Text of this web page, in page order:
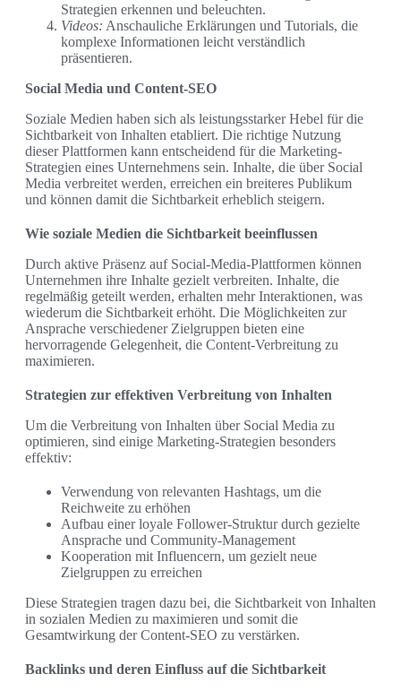
Strategien erkennen und beleuchten.
Videos: Anschauliche Erklärungen und Tutorials, die
komplexe Informationen leicht verständlich
präsentieren.
Social Media und Content-SEO
Soziale Medien haben sich als leistungsstarker Hebel für die
Sichtbarkeit von Inhalten etabliert. Die richtige Nutzung
dieser Plattformen kann entscheidend für die Marketing-
Strategien eines Unternehmens sein. Inhalte, die über Social
Media verbreitet werden, erreichen ein breiteres Publikum
und können damit die Sichtbarkeit erheblich steigern.
Wie soziale Medien die Sichtbarkeit beeinflussen
Durch aktive Präsenz auf Social-Media-Plattformen können
Unternehmen ihre Inhalte gezielt verbreiten. Inhalte, die
regelmäßig geteilt werden, erhalten mehr Interaktionen, was
wiederum die Sichtbarkeit erhöht. Die Möglichkeiten zur
Ansprache verschiedener Zielgruppen bieten eine
hervorragende Gelegenheit, die Content-Verbreitung zu
maximieren.
Strategien zur effektiven Verbreitung von Inhalten
Um die Verbreitung von Inhalten über Social Media zu
optimieren, sind einige Marketing-Strategien besonders
effektiv:
Verwendung von relevanten Hashtags, um die
Reichweite zu erhöhen
Aufbau einer loyale Follower-Struktur durch gezielte
Ansprache und Community-Management
Kooperation mit Influencern, um gezielt neue
Zielgruppen zu erreichen
Diese Strategien tragen dazu bei, die Sichtbarkeit von Inhalten
in sozialen Medien zu maximieren und somit die
Gesamtwirkung der Content-SEO zu verstärken.
Backlinks und deren Einfluss auf die Sichtbarkeit